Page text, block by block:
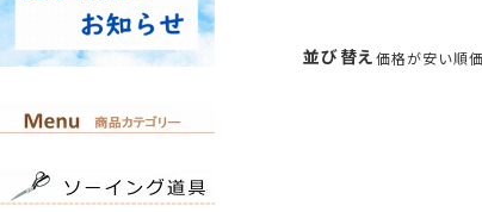
並び替え価格が安い順